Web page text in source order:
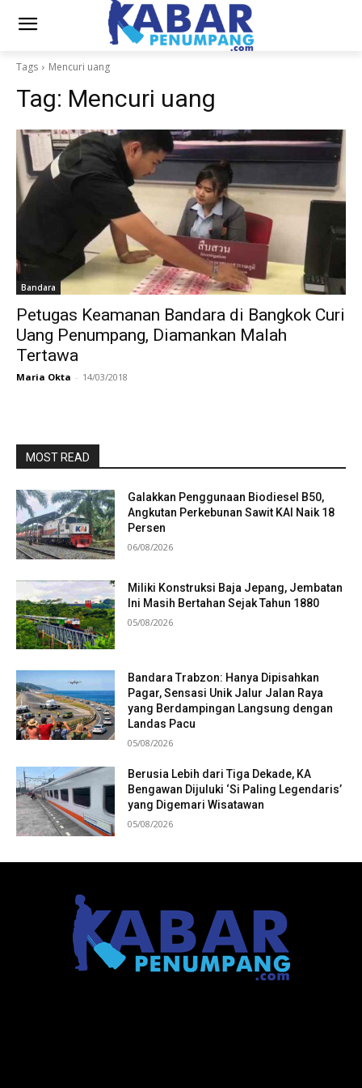
Tags Mencuri uang
Tag: Mencuri uang
Bandara
Petugas Keamanan Bandara di Bangkok Curi
Uang Penumpang, Diamankan Malah
Tertawa
Maria Okta - 14/03/2018
MOST READ
Galakkan Penggunaan Biodiesel B50,
Angkutan Perkebunan Sawit KAI Naik 18
Persen
06/08/2026
Miliki Konstruksi Baja Jepang, Jembatan
Ini Masih Bertahan Sejak Tahun 1880
05/08/2026
Bandara Trabzon: Hanya Dipisahkan
Pagar, Sensasi Unik Jalur Jalan Raya
yang Berdampingan Langsung dengan
Landas Pacu
05/08/2026
Berusia Lebih dari Tiga Dekade, KA
Bengawan Dijuluki ‘Si Paling Legendaris’
yang Digemari Wisatawan
05/08/2026